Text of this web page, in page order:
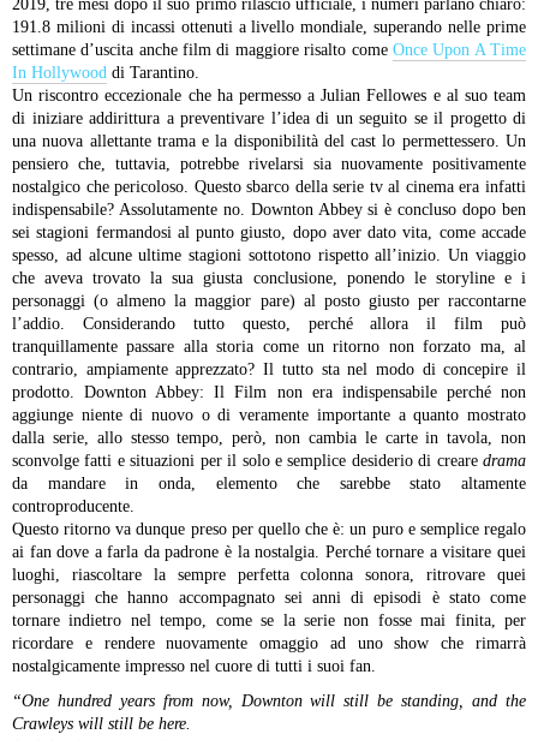
2019, tre mesi dopo il suo primo rilascio ufficiale, i numeri parlano chiaro:
191.8 milioni di incassi ottenuti a livello mondiale, superando nelle prime
settimane d’uscita anche film di maggiore risalto come Once Upon A Time
In Hollywood di Tarantino.
Un riscontro eccezionale che ha permesso a Julian Fellowes e al suo team
di iniziare addirittura a preventivare l’idea di un seguito se il progetto di
una nuova allettante trama e la disponibilità del cast lo permettessero. Un
pensiero che, tuttavia, potrebbe rivelarsi sia nuovamente positivamente
nostalgico che pericoloso. Questo sbarco della serie tv al cinema era infatti
indispensabile? Assolutamente no. Downton Abbey si è concluso dopo ben
sei stagioni fermandosi al punto giusto, dopo aver dato vita, come accade
spesso, ad alcune ultime stagioni sottotono rispetto all’inizio. Un viaggio
che aveva trovato la sua giusta conclusione, ponendo le storyline e i
personaggi (o almeno la maggior pare) al posto giusto per raccontarne
l’addio. Considerando tutto questo, perché allora il film può
tranquillamente passare alla storia come un ritorno non forzato ma, al
contrario, ampiamente apprezzato? Il tutto sta nel modo di concepire il
prodotto. Downton Abbey: Il Film non era indispensabile perché non
aggiunge niente di nuovo o di veramente importante a quanto mostrato
dalla serie, allo stesso tempo, però, non cambia le carte in tavola, non
sconvolge fatti e situazioni per il solo e semplice desiderio di creare drama
da mandare in onda, elemento che sarebbe stato altamente
controproducente.
Questo ritorno va dunque preso per quello che è: un puro e semplice regalo
ai fan dove a farla da padrone è la nostalgia. Perché tornare a visitare quei
luoghi, riascoltare la sempre perfetta colonna sonora, ritrovare quei
personaggi che hanno accompagnato sei anni di episodi è stato come
tornare indietro nel tempo, come se la serie non fosse mai finita, per
ricordare e rendere nuovamente omaggio ad uno show che rimarrà
nostalgicamente impresso nel cuore di tutti i suoi fan.
“One hundred years from now, Downton will still be standing, and the
Crawleys will still be here.